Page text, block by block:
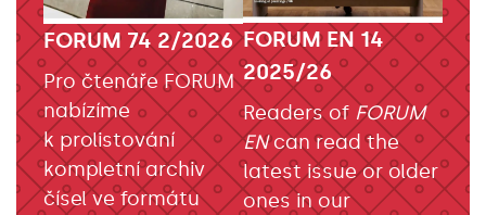
FORUM 74 2/2026
Pro čtenáře FORUM
nabízíme
k prolistování
kompletní archiv
čísel ve formátu
FORUM EN 14
2025/26
Readers of FORUM
ENcan read the
latest issue or older
ones in our